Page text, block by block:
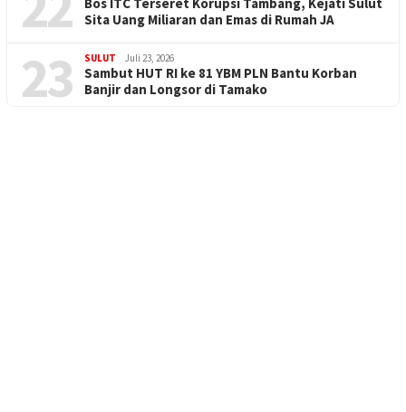
Sita Uang Miliaran dan Emas di Rumah JA
23 SULUT Juli 23, 2026
Sambut HUT RI ke 81 YBM PLN Bantu Korban
Banjir dan Longsor di Tamako